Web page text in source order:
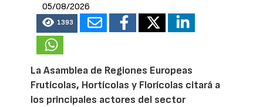
05/08/2026
1393
La Asamblea de Regiones Europeas
Frutícolas, Hortícolas y Florícolas citará a
los principales actores del sector